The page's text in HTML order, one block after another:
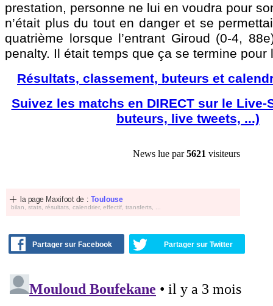
prestation, personne ne lui en voudra pour
n’était plus du tout en danger et se
quatrième lorsque l’entrant Giroud (0-4,
penalty. Il était temps que ça se termine
Résultats, classement, buteurs et
Suivez les matchs en DIRECT sur le Live-
buteurs, live tweets, ...)
News lue par5621 visiteurs
la page Maxifoot de : Toulouse
bilan, stats, résultats, calendrier, effectif, transferts, ...
Partager sur Facebook Partager sur Twitter